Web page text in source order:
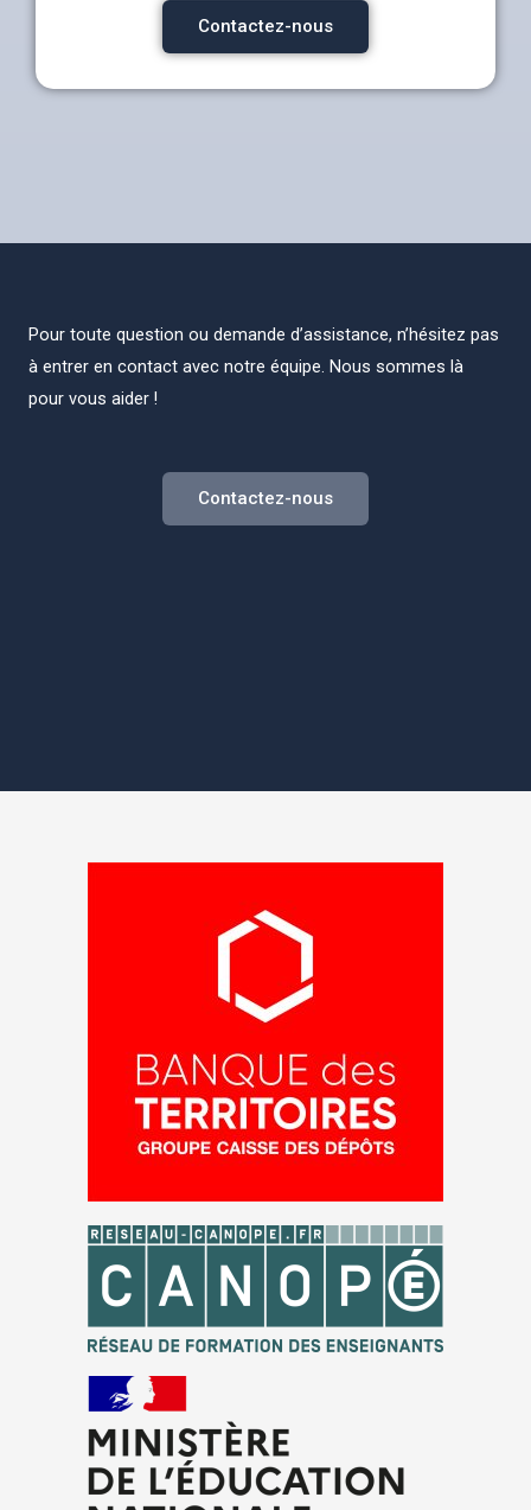
Contactez-nous
Pour toute question ou demande d’assistance, n’hésitez pas
à entrer en contact avec notre équipe. Nous sommes là
pour vous aider !
Contactez-nous